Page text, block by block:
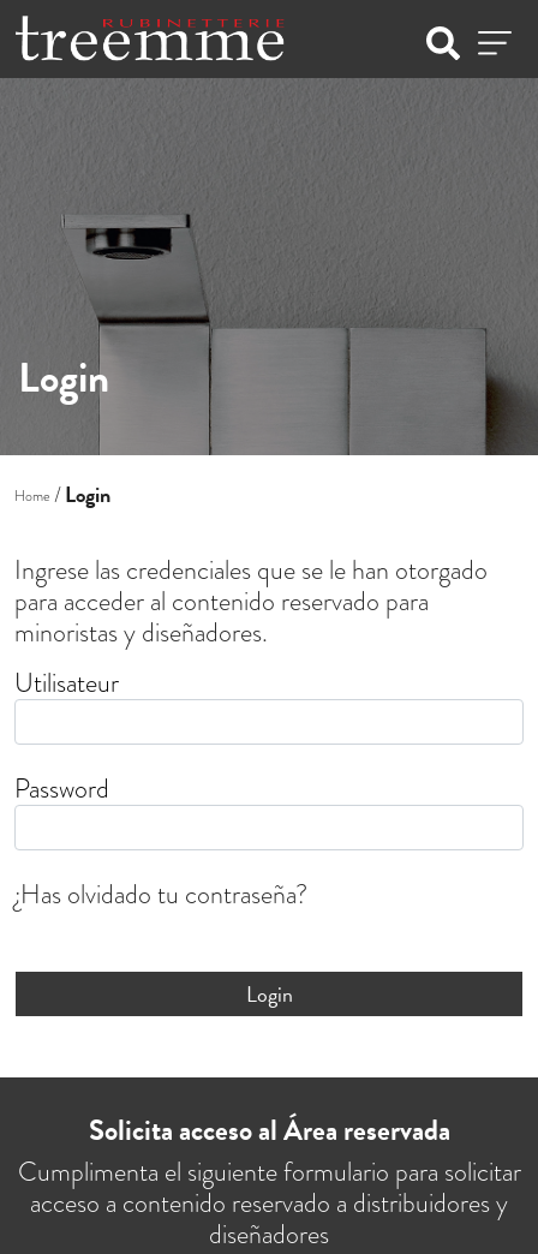
Login
Home Login
Ingrese las credenciales que se le han otorgado
para acceder al contenido reservado para
minoristas y diseñadores.
Utilisateur
Password
¿Has olvidado tu contraseña?
Login
Solicita acceso al Área reservada
Cumplimenta el siguiente formulario para solicitar
acceso a contenido reservado a distribuidores y
diseñadores